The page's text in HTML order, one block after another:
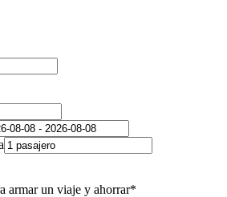
armar un viaje y ahorrar*